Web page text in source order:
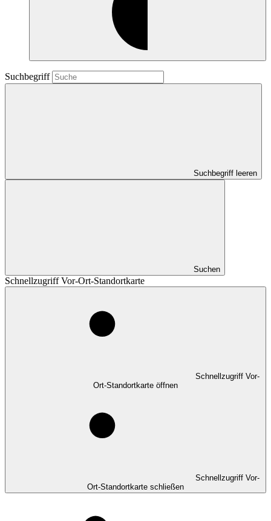
Suchbegriff
Suchbegriff leeren
Suchen
Schnellzugriff Vor-Ort-Standortkarte
Schnellzugriff Vor-
Ort-Standortkarte öffnen
Schnellzugriff Vor-
Ort-Standortkarte schließen